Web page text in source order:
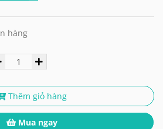
hàng
Thêm giỏ hàng
Mua ngay